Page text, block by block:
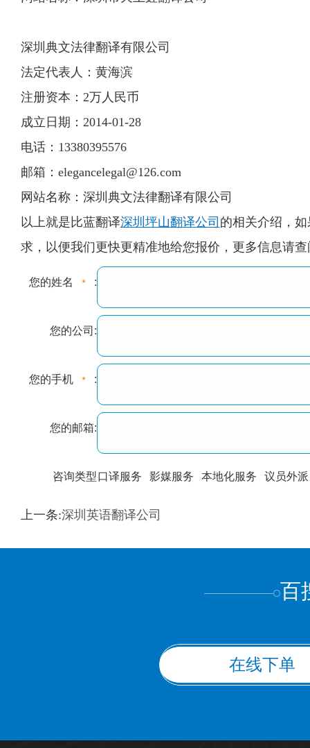
深圳典文法律翻译有限公司
法定代表人：黄海滨
注册资本：2万人民币
成立日期：2014-01-28
电话：13380395576
邮箱： elegancelegal@126.com
网站名称：深圳典文法律翻译有限公司
以上就是比蓝翻译深圳坪山翻译公司 的相关介绍，
求，以便我们更快更精准地给您报价，更多信息请
您的姓名 :
您的公司:
您的手机 :
您的邮箱:
咨询类型口译服务 影媒服务 本地化服务 议员外派
训翻译 标准级
上一条:深圳英语翻译公司
百
在线下单